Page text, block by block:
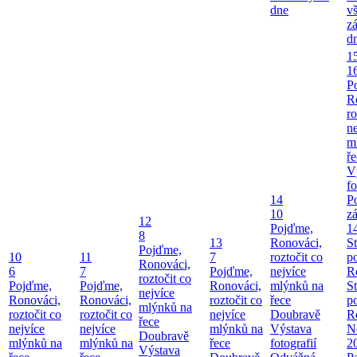
dne
10
6
Pojďme,
Ronováci,
roztočit co
nejvíce
mlýnků na
11
7
Pojďme,
Ronováci,
roztočit co
nejvíce
mlýnků na
12
8
Pojďme,
Ronováci,
roztočit co
nejvíce
mlýnků na
řece
Doubravě
Výstava
13
7
Pojďme,
Ronováci,
roztočit co
nejvíce
mlýnků na
řece
14
10
Pojďme,
Ronováci,
roztočit co
nejvíce
mlýnků na
řece
Doubravě
Výstava
fotografií